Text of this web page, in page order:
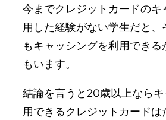
今までクレジットカードのキ
用した経験がない学生だと
もキャッシングを利用できる
もいます。
結論を言うと20歳以上なら
用できるクレジットカードは